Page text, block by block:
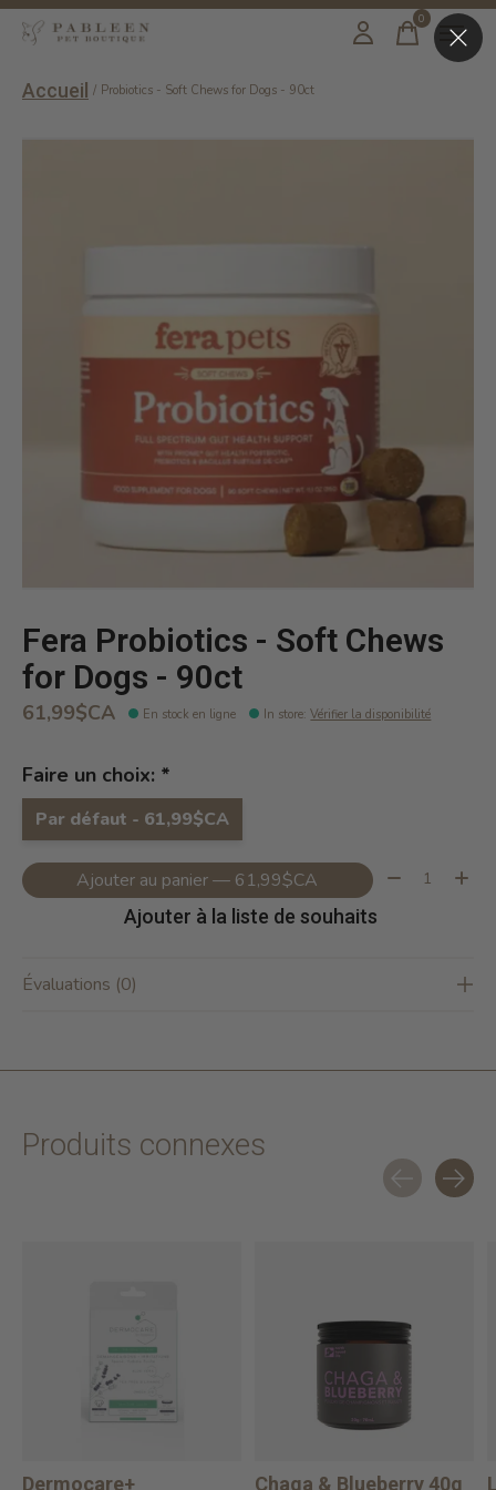
0items
Accueil / Probiotics - Soft Chews for Dogs - 90ct
Fera Probiotics - Soft Chews
for Dogs - 90ct
61,99$CA En stock en ligne In store:Vérifier la disponibilité
Faire un choix: *
Par défaut - 61,99$CA
Ajouter au panier — 61,99$CA Quantité:
Ajouter à la liste de souhaits
Évaluations (0)
Produits connexes
Dermocare+ Chaga & Blueberry 40g